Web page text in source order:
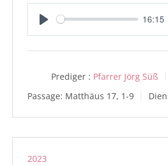
Play
16:15
Prediger : Pfarrer Jörg Süß
Passage: Matthäus 17, 1-9
2023